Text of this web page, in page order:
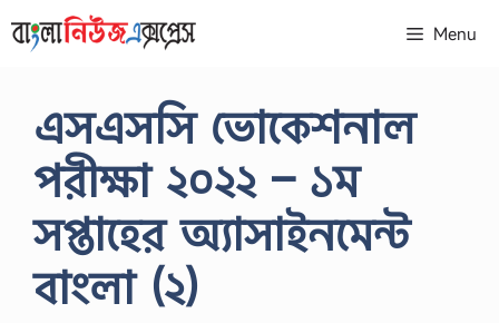
to
Menu
এসএসসি ভোকেশনাল
পরীক্ষা ২০২২ – ১ম
সপ্তাহের অ্যাসাইনমেন্ট
বাংলা (২)